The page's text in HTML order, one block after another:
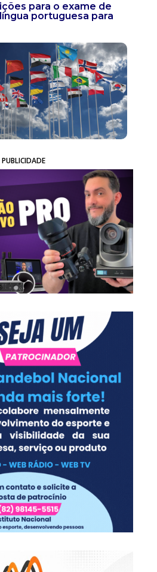
para o exame de
portuguesa para
PUBLICIDADE